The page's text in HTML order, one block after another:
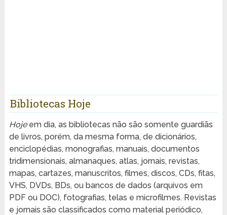
Bibliotecas Hoje
Hojeem dia, as bibliotecas não são somente guardiãs
de livros, porém, da mesma forma, de dicionários,
enciclopédias, monografias, manuais, documentos
tridimensionais, almanaques, atlas, jornais, revistas,
mapas, cartazes, manuscritos, filmes, discos, CDs, fitas,
VHS, DVDs, BDs, ou bancos de dados (arquivos em
PDF ou DOC), fotografias, telas e microfilmes. Revistas
e jornais são classificados como material periódico,